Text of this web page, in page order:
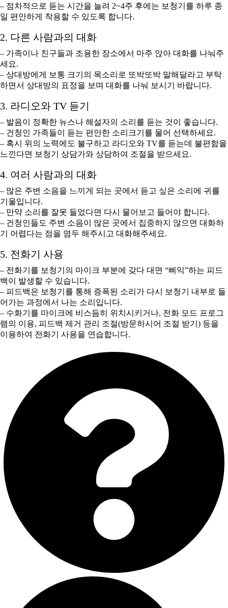
– 점차적으로 듣는 시간을 늘려 2~4주 후에는 보청기를 하루 종
일 편안하게 착용할 수 있도록 합니다.
2. 다른 사람과의 대화
– 가족이나 친구들과 조용한 장소에서 마주 앉아 대화를 나눠주
세요.
– 상대방에게 보통 크기의 목소리로 또박또박 말해달라고 부탁
하면서 상대방의 표정을 보며 대화를 나눠 보시기 바랍니다.
3. 라디오와 TV 듣기
– 발음이 정확한 뉴스나 해설자의 소리를 듣는 것이 좋습니다.
– 건청인 가족들이 듣는 편안한 소리크기를 물어 선택하세요.
– 혹시 위의 노력에도 불구하고 라디오와 TV를 듣는데 불편함을
느낀다면 보청기 상담가와 상담하여 조절을 받으세요.
4. 여러 사람과의 대화
– 많은 주변 소음을 느끼게 되는 곳에서 듣고 싶은 소리에 귀를
기울입니다.
– 만약 소리를 잘못 들었다면 다시 물어보고 들어야 합니다.
– 건청인들도 주변 소음이 많은 곳에서 집중하지 않으면 대화하
기 어렵다는 점을 염두 해주시고 대화해주세요.
5. 전화기 사용
– 전화기를 보청기의 마이크 부분에 갖다 대면 “삐익”하는 피드
백이 발생할 수 있습니다.
– 피드백은 보청기를 통해 증폭된 소리가 다시 보청기 내부로 들
어가는 과정에서 나는 소리입니다.
– 수화기를 마이크에 비스듬히 위치시키거나, 전화 모드 프로그
램의 이용, 피드백 제거 관리 조절(방문하시어 조절 받기) 등을
이용하여 전화기 사용을 연습합니다.